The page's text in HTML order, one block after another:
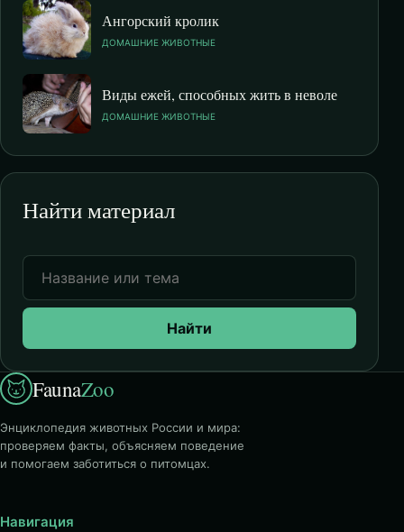
Ангорский кролик
ДОМАШНИЕ ЖИВОТНЫЕ
Виды ежей, способных жить в неволе
ДОМАШНИЕ ЖИВОТНЫЕ
Найти материал
Найти
FaunaZoo
Энциклопедия животных России и мира:
проверяем факты, объясняем поведение
и помогаем заботиться о питомцах.
Навигация